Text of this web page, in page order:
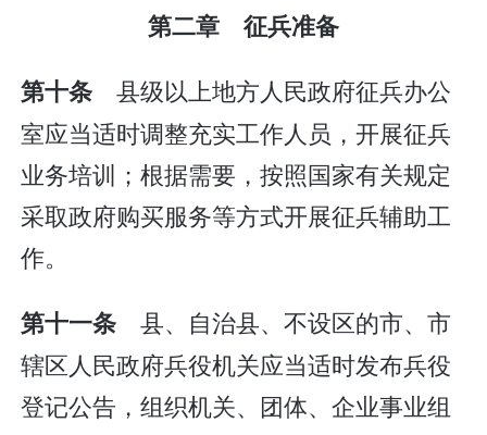
第二章 征兵准备
第十条 县级以上地方人民政府征兵办公
室应当适时调整充实工作人员，开展征兵
业务培训；根据需要，按照国家有关规定
采取政府购买服务等方式开展征兵辅助工
作。
第十一条 县、自治县、不设区的市、市
辖区人民政府兵役机关应当适时发布兵役
登记公告，组织机关、团体、企业事业组